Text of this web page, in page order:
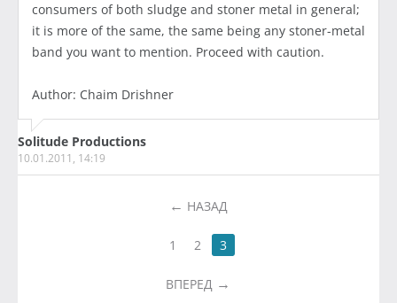
consumers of both sludge and stoner metal in general;
it is more of the same, the same being any stoner-metal
band you want to mention. Proceed with caution.
Author: Chaim Drishner
Solitude Productions
10.01.2011, 14:19
НАЗАД
1 2 3
ВПЕРЕД